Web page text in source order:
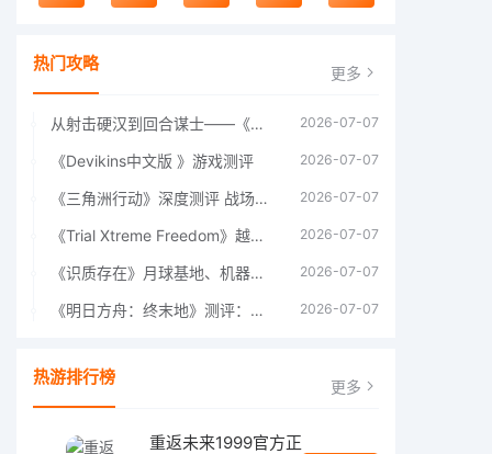
热门攻略 更多
从射击硬汉到回合谋士——《战争机器：战略版》如何演绎另一位猛男的传奇 2026-07-07
《Devikins中文版 》游戏测评 2026-07-07
《三角洲行动》深度测评 战场上的野心与裂痕 2026-07-07
《Trial Xtreme Freedom》越野摩托车测评总结 2026-07-07
《识质存在》月球基地、机器人女孩多年来最佳射击游戏 2026-07-07
《明日方舟：终末地》测评：于荒芜之中，重建文明 2026-07-07
热游排行榜 更多
重返未来1999官方正